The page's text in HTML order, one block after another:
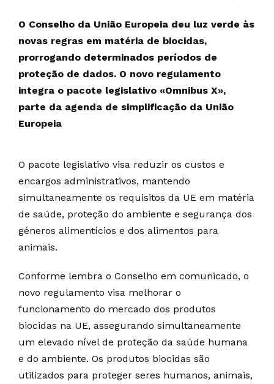
O Conselho da União Europeia deu luz verde às
novas regras em matéria de biocidas,
prorrogando determinados períodos de
proteção de dados. O novo regulamento
integra o pacote legislativo «Omnibus X»,
parte da agenda de simplificação da União
Europeia
O pacote legislativo visa reduzir os custos e
encargos administrativos, mantendo
simultaneamente os requisitos da UE em matéria
de saúde, proteção do ambiente e segurança dos
géneros alimentícios e dos alimentos para
animais.
Conforme lembra o Conselho em comunicado, o
novo regulamento visa melhorar o
funcionamento do mercado dos produtos
biocidas na UE, assegurando simultaneamente
um elevado nível de proteção da saúde humana
e do ambiente. Os produtos biocidas são
utilizados para proteger seres humanos, animais,